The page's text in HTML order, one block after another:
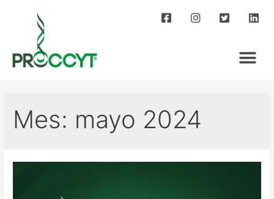
Mes: mayo 2024